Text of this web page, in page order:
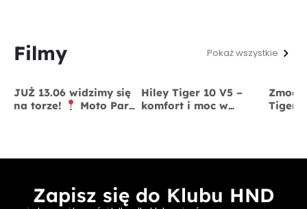
Filmy Pokaż wszystkie
JUŻ 13.06 widzimy się
na torze!
Moto Park
Hiley Tiger 10 V5 –
komfort i moc w
Tiger
Zapisz się do Klubu HND